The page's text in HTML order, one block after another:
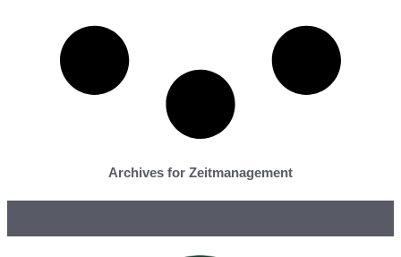
Archives for Zeitmanagement